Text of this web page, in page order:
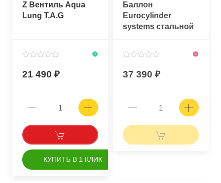
Z Вентиль Aqua
Lung T.A.G
21 490
КУПИТЬ В 1 КЛИК
Баллон
Eurocylinder
systems стальной
15 литров 230 bar
37 390